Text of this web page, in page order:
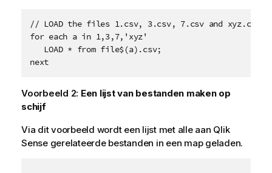
i
n
// LOAD the files 1.csv, 3.csv, 7.csv and xyz.csv
for each a in 1,3,7,'xyz'
   LOAD * from file$(a).csv;
next
Voorbeeld 2: Een lijst van bestanden maken op
schijf
Via dit voorbeeld wordt een lijst met alle aan Qlik
Sensegerelateerde bestanden in een map geladen.